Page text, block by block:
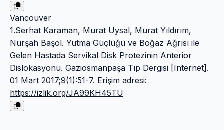
Vancouver
1.Serhat Karaman, Murat Uysal, Murat Yıldırım,
Nurşah Başol. Yutma Güçlüğü ve Boğaz Ağrısı ile
Gelen Hastada Servikal Disk Protezinin Anterior
Dislokasyonu. Gaziosmanpaşa Tıp Dergisi [Internet].
01 Mart 2017;9(1):51-7. Erişim adresi:
https://izlik.org/JA99KH45TU